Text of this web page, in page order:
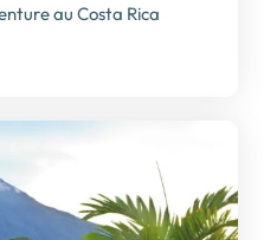
au Costa Rica